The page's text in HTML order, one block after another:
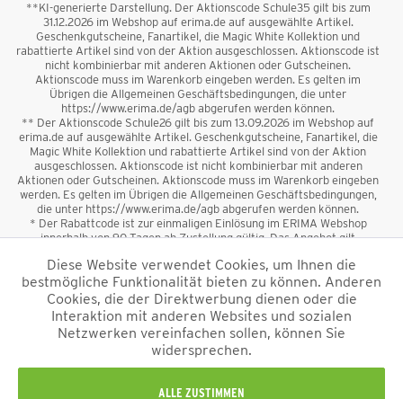
**KI-generierte Darstellung. Der Aktionscode Schule35 gilt bis zum
31.12.2026 im Webshop auf erima.de auf ausgewählte Artikel.
Geschenkgutscheine, Fanartikel, die Magic White Kollektion und
rabattierte Artikel sind von der Aktion ausgeschlossen. Aktionscode ist
nicht kombinierbar mit anderen Aktionen oder Gutscheinen.
Aktionscode muss im Warenkorb eingeben werden. Es gelten im
Übrigen die Allgemeinen Geschäftsbedingungen, die unter
https://www.erima.de/agb abgerufen werden können.
** Der Aktionscode Schule26 gilt bis zum 13.09.2026 im Webshop auf
erima.de auf ausgewählte Artikel. Geschenkgutscheine, Fanartikel, die
Magic White Kollektion und rabattierte Artikel sind von der Aktion
ausgeschlossen. Aktionscode ist nicht kombinierbar mit anderen
Aktionen oder Gutscheinen. Aktionscode muss im Warenkorb eingeben
werden. Es gelten im Übrigen die Allgemeinen Geschäftsbedingungen,
die unter https://www.erima.de/agb abgerufen werden können.
* Der Rabattcode ist zur einmaligen Einlösung im ERIMA Webshop
innerhalb von 90 Tagen ab Zustellung gültig. Das Angebot gilt
sowie Geschenkgutscheine sind vom Rabatt ausgeschlossen. Der
Rabattcode ist nicht mit anderen Aktionen oder Gutscheinen
kombinierbar. Der Mindestbestellwert beträgt 50 €
*Alle Preise verstehen sich inkl. Mehrwertsteuer und zzgl.
und ggf. Nachnahmegebühren, wenn nicht anders
beschrieben.
Diese Website verwendet Cookies, um Ihnen die
bestmögliche Funktionalität bieten zu können. Anderen
Cookies, die der Direktwerbung dienen oder die
Interaktion mit anderen Websites und sozialen
Netzwerken vereinfachen sollen, können Sie
widersprechen.